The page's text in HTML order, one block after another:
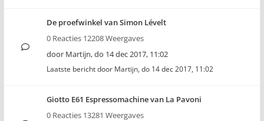
De proefwinkel van Simon Lévelt
0 Reacties 12208 Weergaves
door Martijn,do 14 dec 2017, 11:02
Laatste bericht door Martijn, do 14 dec 2017, 11:02
Giotto E61 Espressomachine van La Pavoni
0 Reacties 13281 Weergaves